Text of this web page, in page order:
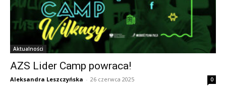
Aktualności
AZS Lider Camp powraca!
Aleksandra Leszczyńska - 26 czerwca 2025 0